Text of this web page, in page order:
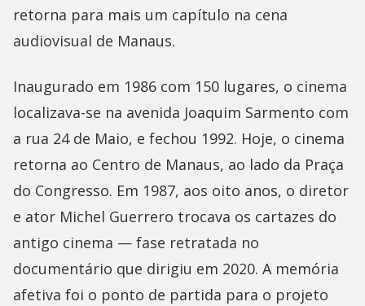
retorna para mais um capítulo na cena
audiovisual de Manaus.
Inaugurado em 1986 com 150 lugares, o cinema
localizava-se na avenida Joaquim Sarmento com
a rua 24 de Maio, e fechou 1992. Hoje, o cinema
retorna ao Centro de Manaus, ao lado da Praça
do Congresso. Em 1987, aos oito anos, o diretor
e ator Michel Guerrero trocava os cartazes do
antigo cinema — fase retratada no
documentário que dirigiu em 2020. A memória
afetiva foi o ponto de partida para o projeto